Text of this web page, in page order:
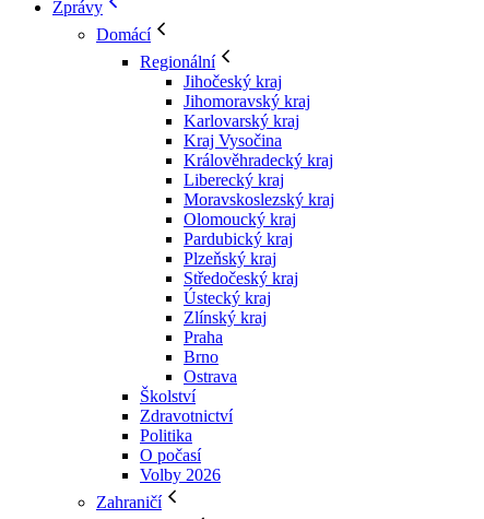
Zprávy
Domácí
Regionální
Jihočeský kraj
Jihomoravský kraj
Karlovarský kraj
Kraj Vysočina
Králověhradecký kraj
Liberecký kraj
Moravskoslezský kraj
Olomoucký kraj
Pardubický kraj
Plzeňský kraj
Středočeský kraj
Ústecký kraj
Zlínský kraj
Praha
Brno
Ostrava
Školství
Zdravotnictví
Politika
O počasí
Volby 2026
Zahraničí